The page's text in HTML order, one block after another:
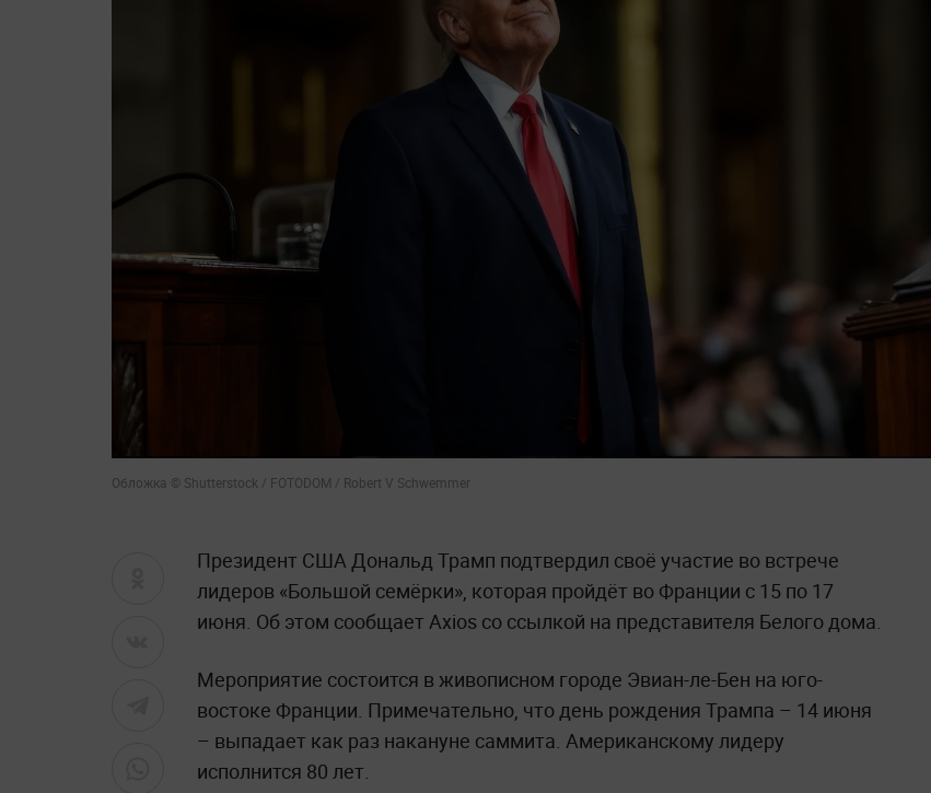
Обложка © Shutterstock / FOTODOM / Robert V Schwemmer
Президент США Дональд Трамп подтвердил своё участие во встрече
лидеров «Большой семёрки», которая пройдёт во Франции с 15 по 17
июня. Об этом сообщает Axios со ссылкой на представителя Белого дома.
Мероприятие состоится в живописном городе Эвиан-ле-Бен на юго-
востоке Франции. Примечательно, что день рождения Трампа – 14 июня
– выпадает как раз накануне саммита. Американскому лидеру
исполнится 80 лет.